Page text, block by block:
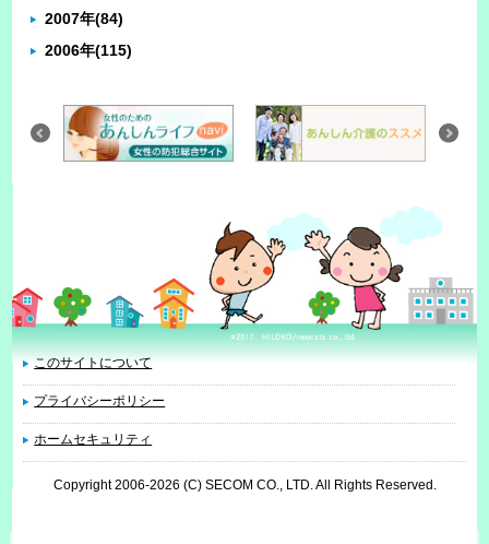
2007年(84)
2006年(115)
このサイトについて
プライバシーポリシー
ホームセキュリティ
Copyright 2006-2026 (C) SECOM CO., LTD. All Rights Reserved.